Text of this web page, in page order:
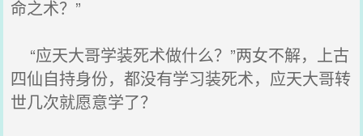
命之术？”
“应天大哥学装死术做什么？”两女不解，上古
四仙自持身份，都没有学习装死术，应天大哥转
世几次就愿意学了？